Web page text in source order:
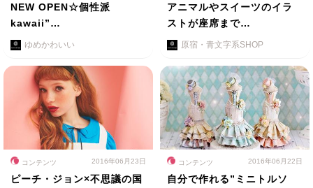
NEW OPEN☆個性派
kawaii”…
ゆめかわいい
アニマルやスイーツのイラ
ストが座席まで…
原宿・青文字系SHOP
コンテンツ 2016年06月23日
ピーチ・ジョン×不思議の国
コンテンツ 2016年06月22日
自分で作れる”ミニトルソ